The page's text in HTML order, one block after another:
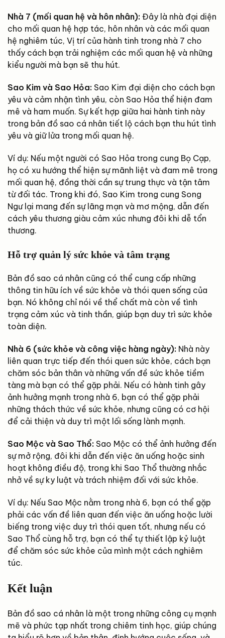
Nhà 7 (mối quan hệ và hôn nhân): Đây là nhà đại diện
cho mối quan hệ hợp tác, hôn nhân và các mối quan
hệ nghiêm túc, Vị trí của hành tinh trong nhà 7 cho
thấy cách bạn trải nghiệm các mối quan hệ và những
kiểu người mà bạn sẽ thu hút.
Sao Kim và Sao Hỏa: Sao Kim đại diện cho cách bạn
yêu và cảm nhận tình yêu, còn Sao Hỏa thể hiện đam
mê và ham muốn. Sự kết hợp giữa hai hành tinh này
trong bản đồ sao cá nhân tiết lộ cách bạn thu hút tình
yêu và giữ lửa trong mối quan hệ.
Ví dụ: Nếu một người có Sao Hỏa trong cung Bọ Cạp,
họ có xu hướng thể hiện sự mãnh liệt và đam mê trong
mối quan hệ, đồng thời cần sự trung thực và tận tâm
từ đối tác. Trong khi đó, Sao Kim trong cung Song
Ngư lại mang đến sự lãng mạn và mơ mộng, dẫn đến
cách yêu thương giàu cảm xúc nhưng đôi khi dễ tổn
thương.
Hỗ trợ quản lý sức khỏe và tâm trạng
Bản đồ sao cá nhân cũng có thể cung cấp những
thông tin hữu ích về sức khỏe và thói quen sống của
bạn. Nó không chỉ nói về thể chất mà còn về tình
trạng cảm xúc và tinh thần, giúp bạn duy trì sức khỏe
toàn diện.
Nhà 6 (sức khỏe và công việc hàng ngày): Nhà này
liên quan trực tiếp đến thói quen sức khỏe, cách bạn
chăm sóc bản thân và những vấn đề sức khỏe tiềm
tàng mà bạn có thể gặp phải. Nếu có hành tinh gây
ảnh hưởng mạnh trong nhà 6, bạn có thể gặp phải
những thách thức về sức khỏe, nhưng cũng có cơ hội
để cải thiện và duy trì một lối sống lành mạnh.
Sao Mộc và Sao Thổ: Sao Mộc có thể ảnh hưởng đến
sự mở rộng, đôi khi dẫn đến việc ăn uống hoặc sinh
hoạt không điều độ, trong khi Sao Thổ thường nhắc
nhở về sự ky luật và trách nhiệm đối với sức khỏe.
Ví dụ: Nếu Sao Mộc nằm trong nhà 6, bạn có thể gặp
phải các vấn đề liên quan đến việc ăn uống hoặc lười
biếng trong việc duy trì thói quen tốt, nhưng nếu có
Sao Thổ cùng hỗ trợ, bạn có thể tự thiết lập kỷ luật
để chăm sóc sức khỏe của mình một cách nghiêm
túc.
Kết luận
Bản đồ sao cá nhân là một trong những công cụ mạnh
mẽ và phức tạp nhất trong chiêm tinh học, giúp chúng